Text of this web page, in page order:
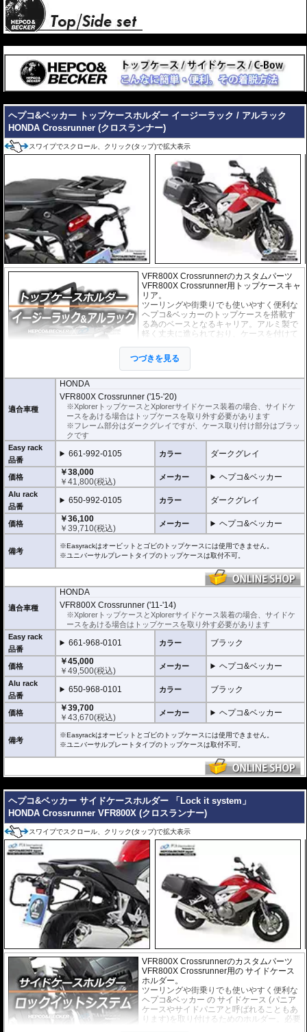
ヘプコ&ベッカー トップケースホルダー イージーラック / アルラック
HONDA Crossrunner (クロスランナー)
スワイプでスクロール、クリック(タップ)で拡大表示
VFR800X Crossrunnerのカスタムパーツ
VFR800X Crossrunner用トップケースキャ
リア。
ツーリングや街乗りでも使いやすく便利な
ヘプコ&ベッカーのトップケースを搭載す
る為のベースとなるキャリア。アルミ製で
軽く丈夫に造られており、ケースを付けて
込むデザインです。
２種類のホルダーをラインナップ。
ヘプコ&ベッカーのトップケースを安全に取り付けるための位置決めガイド
(垂直に立っている部分)が、折りたたみタイプと固定タイプの2種類をラインナ
ップ。お客様の使用スタイルによってお選びいただけます。
折りたたみタイプ Easy rack / イージーラック
位置決めガイドが折りたたみ式のため、簡単にフラットな簡易キャリアとなり
ます。
トップケースを必要としないような、ちょっとした荷物を載せる場合に便利で
す。
固定タイプ Alu rack / アルラック
位置決めガイドがボルトで固定されたタイプ。取り外せばフラットな簡易キャ
リアとなります。
ケースを取り付けたまま使用することが多い場合にお勧め。
リーズナブルな価格も魅力。
その他、付属の取付用フレームなどは共通です。
高耐久パウダー塗装仕上げ。
ヘプコ&ベッカーのトップケースはこちらからご確認下さい。
つづきを見る
適合車種
HONDA
VFR800X Crossrunner ('15-'20)
※XplorerトップケースとXplorerサイドケース装着の場合、サイドケ
ースをあける場合はトップケースを取り外す必要があります
※フレーム部分はダークグレイですが、ケース取り付け部分はブラッ
クです
Easy rack
品番
661-992-0105 カラー ダークグレイ
価格
￥38,000
￥41,800(税込) メーカー ヘプコ&ベッカー
Alu rack
品番
650-992-0105 カラー ダークグレイ
価格
￥36,100
￥39,710(税込) メーカー ヘプコ&ベッカー
備考
※Easyrackはオービットとゴビのトップケースには使用できません。
※ユニバーサルプレートタイプのトップケースは取付不可。
適合車種
HONDA
VFR800X Crossrunner ('11-'14)
※XplorerトップケースとXplorerサイドケース装着の場合、サイドケ
ースをあける場合はトップケースを取り外す必要があります
Easy rack
品番
661-968-0101 カラー ブラック
価格
￥45,000
￥49,500(税込) メーカー ヘプコ&ベッカー
Alu rack
品番
650-968-0101 カラー ブラック
価格
￥39,700
￥43,670(税込) メーカー ヘプコ&ベッカー
備考
※Easyrackはオービットとゴビのトップケースには使用できません。
※ユニバーサルプレートタイプのトップケースは取付不可。
ヘプコ&ベッカー サイドケースホルダー 「Lock it system」
HONDA Crossrunner VFR800X (クロスランナー)
スワイプでスクロール、クリック(タップ)で拡大表示
VFR800X Crossrunnerのカスタムパーツ
VFR800X Crossrunner用の サイドケース
ホルダー。
ツーリングや街乗りでも使いやすく便利な
ヘプコ&ベッカー のサイドケース (パニア
ケースやサイドパニアと呼ばれることもあ
ります)を取り付けるためのホルダー。必要